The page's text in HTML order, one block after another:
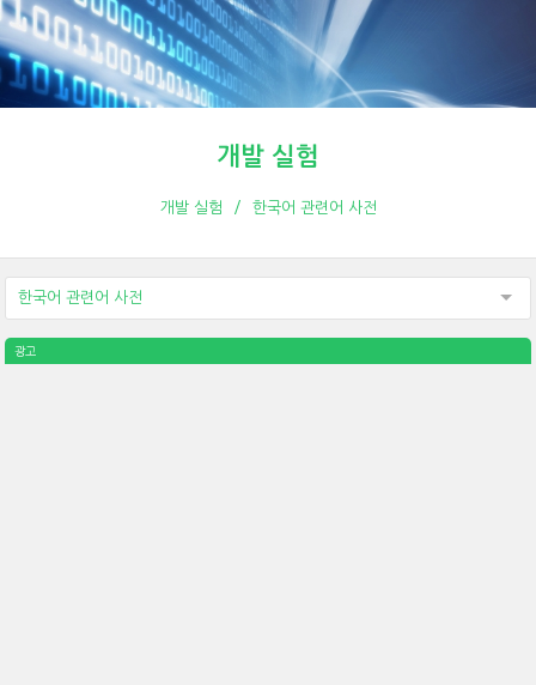
개발 실험
개발 실험 한국어 관련어 사전
한국어 관련어 사전
광고